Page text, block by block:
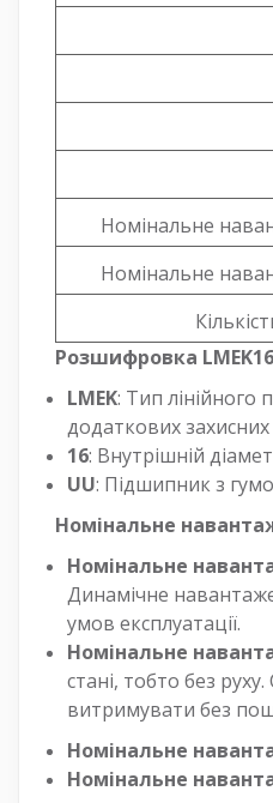
Номінальне
Номінальне
Розшифровка
LMEK: Тип лінійного
додаткових
16: Внутрішній
UU: Підшипник з
Номінальне
Номінальне
Динамічне
умов експлуатації.
Номінальне
стані, тобто без
витримувати без
Номінальне
Номінальне